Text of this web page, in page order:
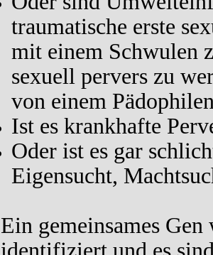
traumatische erste
mit einem Schwulen
sexuell pervers zu
von einem
Ist es krankhafte
Oder ist es gar
Eigensucht,
Ein gemeinsames